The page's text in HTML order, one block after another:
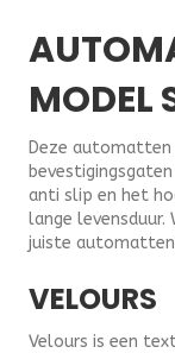
MODEL
Deze
anti slip en het
lange
juiste
VELOURS
Velours is een